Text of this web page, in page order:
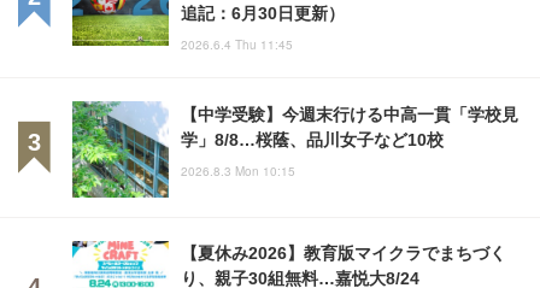
追記：6月30日更新）
2026.6.4 Thu 11:45
【中学受験】今週末行ける中高一貫「学校見
学」8/8…桜蔭、品川女子など10校
2026.8.3 Mon 10:15
【夏休み2026】教育版マイクラでまちづく
り、親子30組無料…嘉悦大8/24